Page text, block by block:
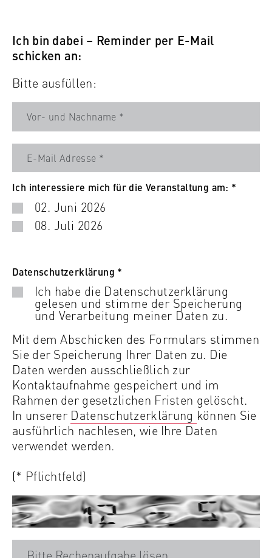
Ich bin dabei – Reminder per E-Mail
schicken an:
Bitte ausfüllen:
r
-
u
n
d
c
h
m
e
E
-
M
a
A
d
r
s
s
e
Ich interessiere mich für die Veranstaltung am: *
02. Juni 2026
08. Juli 2026
c
h
i
e
r
e
s
s
i
e
r
m
i
c
h
f
Datenschutzerklärung *
Ich habe die Datenschutzerklärung
gelesen und stimme der Speicherung
und Verarbeitung meiner Daten zu.
D
a
t
e
n
s
c
h
t
e
r
k
Mit dem Abschicken des Formulars stimmen
Sie der Speicherung Ihrer Daten zu. Die
Daten werden ausschließlich zur
Kontaktaufnahme gespeichert und im
Rahmen der gesetzlichen Fristen gelöscht.
In unserer Datenschutzerklärung können Sie
ausführlich nachlesen, wie Ihre Daten
verwendet werden.
(* Pflichtfeld)